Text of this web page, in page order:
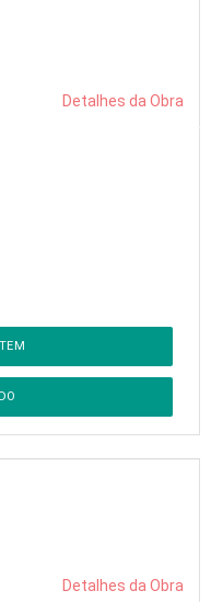
Detalhes da Obra
Detalhes da Obra